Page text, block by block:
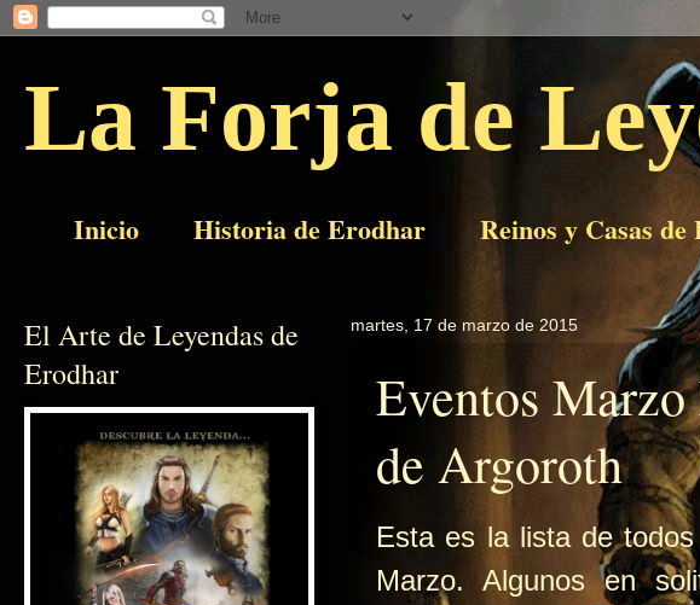
La Forja de
Inicio Historia de Erodhar Reinos y Casas
martes, 17 de marzo de 2015
Eventos
de Argoroth
Esta es la lista de
Marzo. Algunos en
El Arte de Leyendas de
Erodhar